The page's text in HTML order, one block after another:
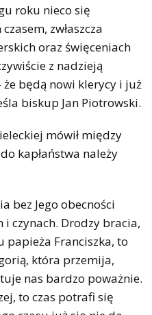
roku nieco się
zwłaszcza
oraz święceniach
z nadzieją
że będą nowi klerycy i już
biskup Jan Piotrowski.
mówił między
kapłaństwa należy
bez Jego obecności
i czynach. Drodzy bracia,
papieża Franciszka, to
która przemija,
nas bardzo poważnie.
to czas potrafi się